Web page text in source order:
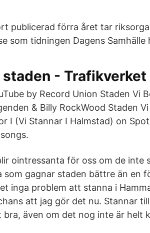
publicerad förra året tar
som tidningen Dagens Samhälle
- Trafikverket
by Record Union Staden Vi
& Billy RockWood Staden
I (Vi Stannar I Halmstad) on
songs.
ointressanta för oss om de inte
gagnar staden bättre än en
inga problem att stanna i
att jag gör det nu. Stannar
även om det nog inte är helt